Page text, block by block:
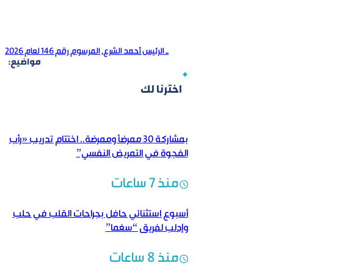
ـ الرئيس أحمد الشرع,المرسوم رقم 146 لعام 2026
مواضيع:
اخترنا لك
بمشاركة 30 ممرضاً وممرضة.. اختتام تدريب «رأب
الفجوة في التمريض النفسي”
منذ 7 ساعات
أسبوع استثنائي حافل بجراحات القلب في حلب
وإدلب لفريق “سغما”
منذ 8 ساعات